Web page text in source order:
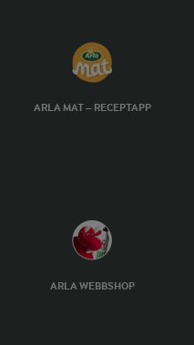
ARLA MAT – RECEPTAPP
ARLA WEBBSHOP